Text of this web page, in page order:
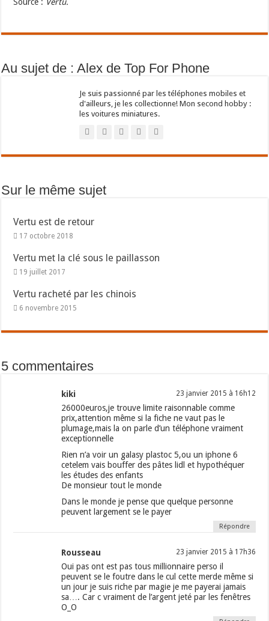
Source : Vertu.
Au sujet de : Alex de Top For Phone
Je suis passionné par les téléphones mobiles et
d'ailleurs, je les collectionne! Mon second hobby :
les voitures miniatures.
Sur le même sujet
Vertu est de retour
17 octobre 2018
Vertu met la clé sous le paillasson
19 juillet 2017
Vertu racheté par les chinois
6 novembre 2015
5 commentaires
kiki 23 janvier 2015 à 16h12
26000euros,je trouve limite raisonnable comme
prix,attention même si la fiche ne vaut pas le
plumage,mais la on parle d’un téléphone vraiment
exceptionnelle
Rien n’a voir un galasy plastoc 5,ou un iphone 6
cetelem vais bouffer des pâtes lidl et hypothéquer
les études des enfants
De monsieur tout le monde
Dans le monde je pense que quelque personne
peuvent largement se le payer
Répondre
Rousseau 23 janvier 2015 à 17h36
Oui pas ont est pas tous millionnaire perso il
peuvent se le foutre dans le cul cette merde même si
un jour je suis riche par magie je me payerai jamais
sa…. Car c vraiment de l’argent jeté par les fenêtres
O_O